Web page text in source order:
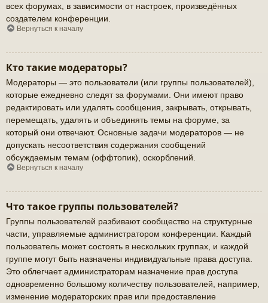
всех форумах, в зависимости от настроек, произведённых
создателем конференции.
Вернуться к началу
Кто такие модераторы?
Модераторы — это пользователи (или группы пользователей),
которые ежедневно следят за форумами. Они имеют право
редактировать или удалять сообщения, закрывать, открывать,
перемещать, удалять и объединять темы на форуме, за
который они отвечают. Основные задачи модераторов — не
допускать несоответствия содержания сообщений
обсуждаемым темам (оффтопик), оскорблений.
Вернуться к началу
Что такое группы пользователей?
Группы пользователей разбивают сообщество на структурные
части, управляемые администратором конференции. Каждый
пользователь может состоять в нескольких группах, и каждой
группе могут быть назначены индивидуальные права доступа.
Это облегчает администраторам назначение прав доступа
одновременно большому количеству пользователей, например,
изменение модераторских прав или предоставление